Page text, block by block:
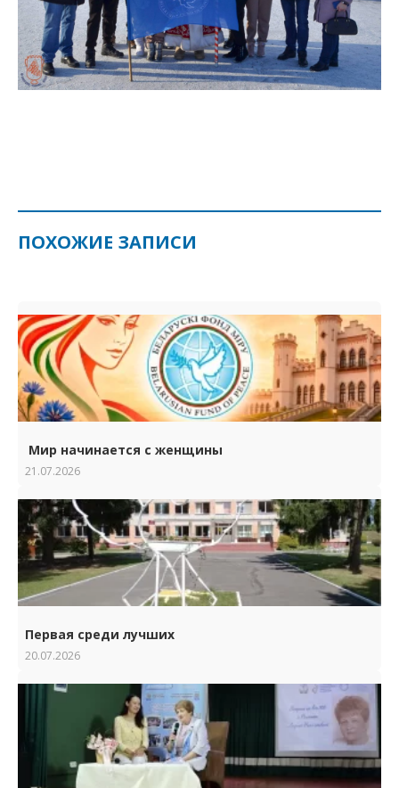
ПОХОЖИЕ ЗАПИСИ
Мир начинается с женщины
21.07.2026
Первая среди лучших
20.07.2026